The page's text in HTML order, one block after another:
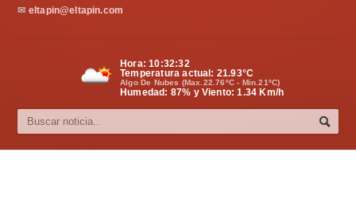
Política
Cultura
✉ eltapin@eltapin.com
Hora:10:32:33
Temperatura actual: 21.93°C
Algo De Nubes (Max.22.76ºC - Min.21ºC)
Humedad: 87% y Viento: 1.34 Km/h